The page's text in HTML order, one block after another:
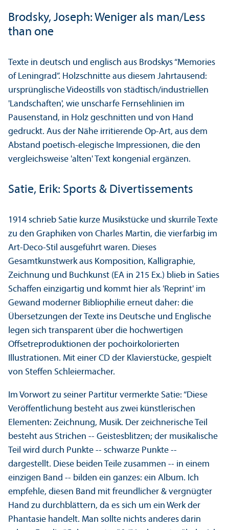
Brodsky, Joseph: Weniger als man/Less
than one
Texte in deutsch und englisch aus Brodskys “Memories
of Leningrad”. Holzschnitte aus diesem Jahrtausend:
ursprünglische Videostills von städtisch/industriellen
'Landschaften', wie unscharfe Fernsehlinien im
Pausenstand, in Holz geschnitten und von Hand
gedruckt. Aus der Nähe irritierende Op-Art, aus dem
Abstand poetisch-elegische Impressionen, die den
vergleichsweise 'alten' Text kongenial ergänzen.
Satie, Erik: Sports & Divertissements
1914 schrieb Satie kurze Musikstücke und skurrile Texte
zu den Graphiken von Charles Martin, die vierfarbig im
Art-Deco-Stil ausgeführt waren. Dieses
Gesamtkunstwerk aus Komposition, Kalligraphie,
Zeichnung und Buchkunst (EA in 215 Ex.) blieb in Saties
Schaffen einzigartig und kommt hier als 'Reprint' im
Gewand moderner Bibliophilie erneut daher: die
Übersetzungen der Texte ins Deutsche und Englische
legen sich transparent über die hochwertigen
Offsetreproduktionen der pochoirkolorierten
Illustrationen. Mit einer CD der Klavierstücke, gespielt
von Steffen Schleiermacher.
Im Vorwort zu seiner Partitur vermerkte Satie: “Diese
Veröffentlichung besteht aus zwei künstlerischen
Elementen: Zeichnung, Musik. Der zeichnerische Teil
besteht aus Strichen -- Geistesblitzen; der musikalische
Teil wird durch Punkte -- schwarze Punkte --
dargestellt. Diese beiden Teile zusammen -- in einem
einzigen Band -- bilden ein ganzes: ein Album. Ich
empfehle, diesen Band mit freundlicher & vergnügter
Hand zu durchblättern, da es sich um ein Werk der
Phantasie handelt. Man sollte nichts anderes darin